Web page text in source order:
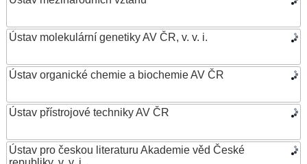
Ústav molekulární genetiky AV ČR, v. v. i.
Ústav organické chemie a biochemie AV ČR
Ústav přístrojové techniky AV ČR
Ústav pro českou literaturu Akademie věd České